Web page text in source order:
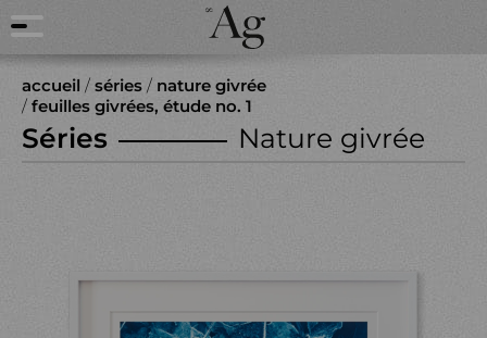
accueil / séries / nature givrée
/ feuilles givrées, étude no. 1
Séries Nature givrée